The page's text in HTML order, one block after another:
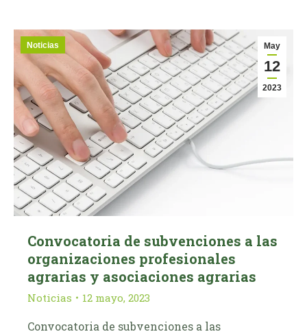
May
12
2023
Noticias
Convocatoria de subvenciones a las
organizaciones profesionales
agrarias y asociaciones agrarias
Noticias 12 mayo, 2023
Convocatoria de subvenciones a las